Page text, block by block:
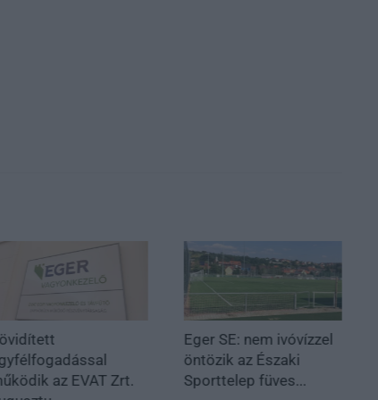
az EVAT Zrt.
Eger SE: nem ivóvízzel
öntözik az Északi
Sporttelep füves...